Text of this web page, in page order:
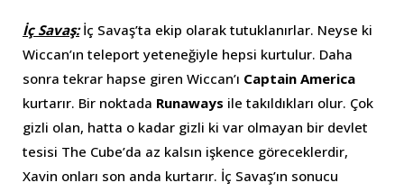
İç Savaş:İç Savaş’ta ekip olarak tutuklanırlar. Neyse ki
Wiccan’ın teleport yeteneğiyle hepsi kurtulur. Daha
sonra tekrar hapse giren Wiccan’ı Captain America
kurtarır. Bir noktada Runaways ile takıldıkları olur. Çok
gizli olan, hatta o kadar gizli ki var olmayan bir devlet
tesisi The Cube’da az kalsın işkence göreceklerdir,
Xavin onları son anda kurtarır. İç Savaş’ın sonucu